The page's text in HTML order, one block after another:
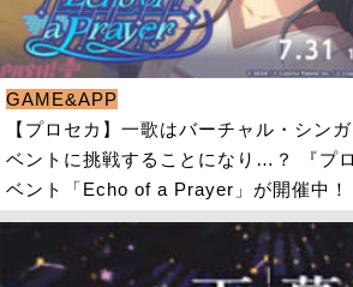
GAME&APP
【プロセカ】一歌はバーチャル・シン
ベントに挑戦することになり…？ 『プ
ベント「Echo of a Prayer」が開催中！